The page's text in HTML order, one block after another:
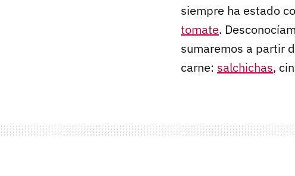
siempre ha estado
tomate.
sumaremos a partir
carne: salchichas,